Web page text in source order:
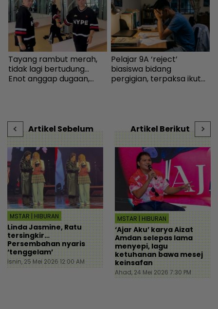
Tayang rambut merah,
tidak lagi bertudung...
Enot anggap dugaan,
Pelajar 9A ‘reject’
biasiswa bidang
pergigian, terpaksa ikut
Artikel Sebelum
MSTAR | HIBURAN
Linda Jasmine, Ratu
tersingkir…
Persembahan nyaris
‘tenggelam’
Isnin, 25 Mei 2026 12:00 AM
Artikel Berikut
MSTAR | HIBURAN
‘Ajar Aku’ karya Aizat
Amdan selepas lama
menyepi, lagu
ketuhanan bawa mesej
keinsafan
Ahad, 24 Mei 2026 7:30 PM